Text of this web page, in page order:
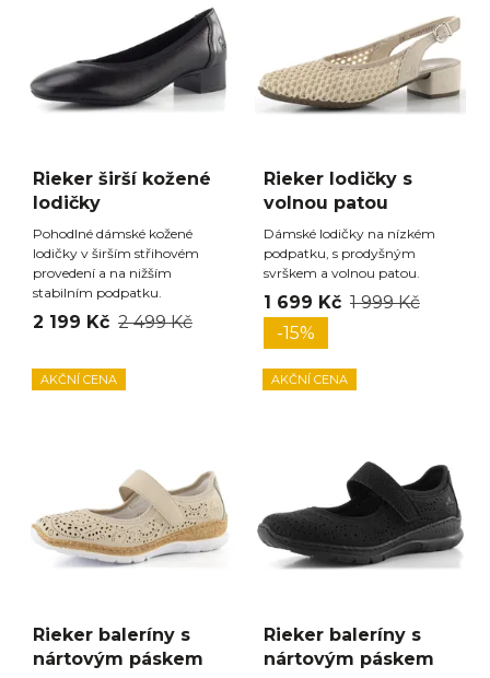
Rieker širší kožené
lodičky
Pohodlné dámské kožené
lodičky v širším střihovém
provedení a na nižším
stabilním podpatku.
2 199 Kč 2 499 Kč
Rieker lodičky s
volnou patou
Dámské lodičky na nízkém
podpatku, s prodyšným
svrškem a volnou patou.
1 699 Kč 1 999 Kč
-15%
AKČNÍ CENA
Rieker baleríny s
nártovým páskem
AKČNÍ CENA
Rieker baleríny s
nártovým páskem